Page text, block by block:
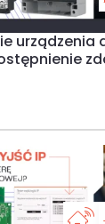
urządzenia